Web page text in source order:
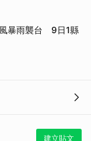
暴雨襲台 9日1縣
建立貼文